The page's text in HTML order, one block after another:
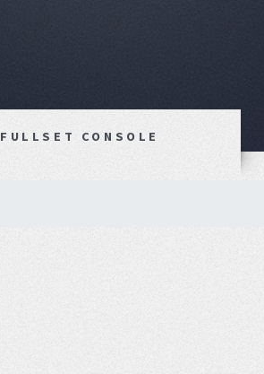
FULLSET CONSOLE